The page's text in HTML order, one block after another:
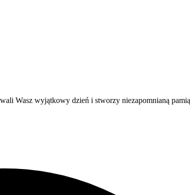
i w przystępnej cenie utrwali Wasz wyjątkowy dzień i stworzy